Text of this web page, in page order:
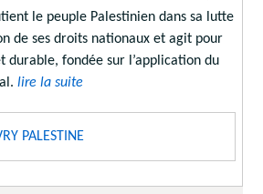
le peuple Palestinien dans sa lutte
de ses droits nationaux et agit pour
durable, fondée sur l’application du
lire la suite
PALESTINE